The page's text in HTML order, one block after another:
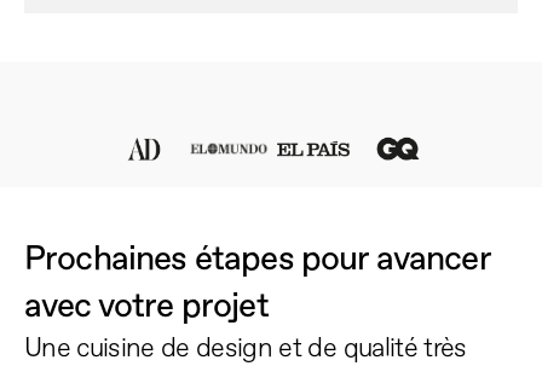
Prochaines étapes pour avancer
avec votre projet
Une cuisine de design et de qualité très